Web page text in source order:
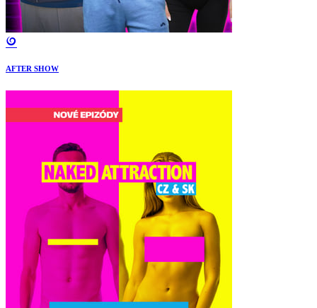
AFTER SHOW